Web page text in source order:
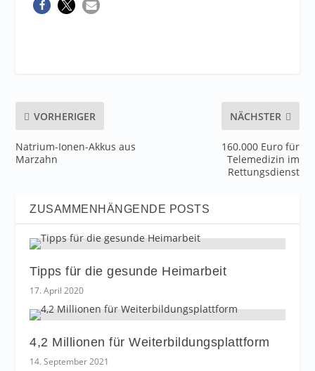
VORHERIGER
Natrium-Ionen-Akkus aus
Marzahn
NÄCHSTER
160.000 Euro für
Telemedizin im
Rettungsdienst
ZUSAMMENHÄNGENDE POSTS
Tipps für die gesunde Heimarbeit
17. April 2020
4,2 Millionen für Weiterbildungsplattform
14. September 2021